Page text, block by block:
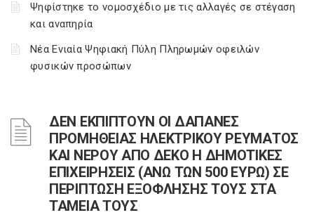
Ψηφίστηκε το νομοσχέδιο με τις αλλαγές σε στέγαση
και αναπηρία
Νέα Ενιαία Ψηφιακή Πύλη Πληρωμών οφειλών
φυσικών προσώπων
ΔΕΝ ΕΚΠΙΠΤΟΥΝ ΟΙ ΔΑΠΑΝΕΣ
ΠΡΟΜΗΘΕΙΑΣ ΗΛΕΚΤΡΙΚΟΥ ΡΕΥΜΑΤΟΣ
ΚΑΙ ΝΕΡΟΥ ΑΠΟ ΔΕΚΟ Η ΔΗΜΟΤΙΚΕΣ
ΕΠΙΧΕΙΡΗΣΕΙΣ (ΑΝΩ ΤΩΝ 500 ΕΥΡΩ) ΣΕ
ΠΕΡΙΠΤΩΣΗ ΕΞΟΦΛΗΣΗΣ ΤΟΥΣ ΣΤΑ
ΤΑΜΕΙΑ ΤΟΥΣ